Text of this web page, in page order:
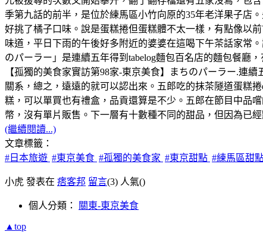
季第九話的前半，是位於練馬區小竹向原的35年老洋果子店
好挑了橘子口味。說是蛋糕捲但蛋糕體不太一樣，有點像以
味道，平日下雨的午後好多附近的婆婆在這喝下午茶話家常
のパーラー」是連續五年得到tabelog麵包百名店的麵包餐廳
【孤獨的美食家實訪第98家-東京美食】まちのパーラー.連
關系，總之，遠遠的就可以認出來。五郎吃的抹茶隧道蛋糕
糕，可以單買也有禮盒，品貢還算是不少。五郎在節目中品
幣，沒有單片販售。下一層有十數種不同的甜品，但因為已
(繼續閱讀...)
文章標籤：
#日本旅遊 #東京美食 #孤獨的美食家 #東京甜點 #練馬區甜
小虎 發表在 痞客邦 留言(3) 人氣()
個人分類： 關東-東京美食
▲top